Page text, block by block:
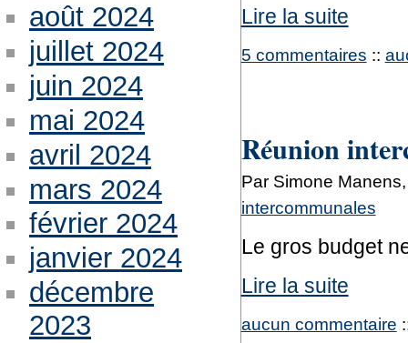
Lire la suite
5 commentaires ::
Réunion
Par Simone
intercommunales
Le gros budget
Lire la suite
aucun commentaire
août 2024
juillet 2024
juin 2024
mai 2024
avril 2024
mars 2024
février 2024
janvier 2024
décembre
2023